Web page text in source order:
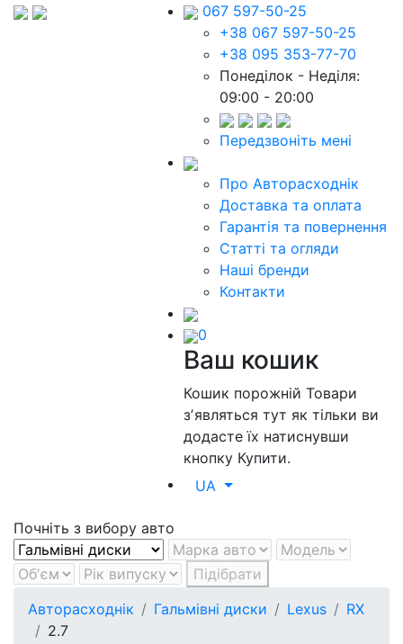
067 597-50-25
+38 067 597-50-25
+38 095 353-77-70
Понеділок - Неділя:
09:00 - 20:00
Передзвоніть мені
Про Авторасходнік
Доставка та оплата
Гарантія та повернення
Статті та огляди
Наші бренди
Контакти
0
Ваш кошик
Кошик порожнійТовари
зʼявляться тут як тільки ви
додасте їх натиснувши
кнопку Купити.
UA
Почніть з вибору авто
Підібрати
Авторасходнік
Гальмівні диски Lexus
RX
2.7